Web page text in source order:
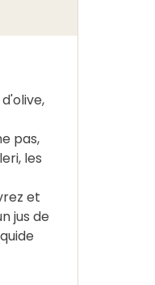
pas,
les
et
jus de